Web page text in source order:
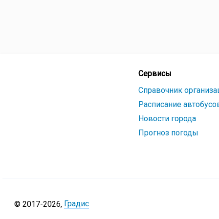
Сервисы
Справочник
Расписание
Новости города
Прогноз погоды
© 2017-2026, Градис